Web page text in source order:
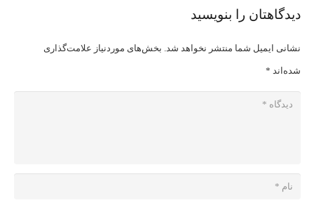
دیدگاهتان را بنویسید
نشانی ایمیل شما منتشر نخواهد شد. بخش‌های موردنیاز علامت‌گذاری
شده‌اند *